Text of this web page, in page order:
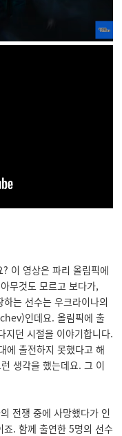
이 영상은 파리 올림픽에
무것도 모르고 보다가,
는 선수는 우크라이나의
인데요. 올림픽에 출
지던 시절을 이야기합니다.
에 출전하지 못했다고 해
생각을 했는데요. 그 이
전쟁 중에 사망했다가 인
. 함께 출연한 5명의 선수